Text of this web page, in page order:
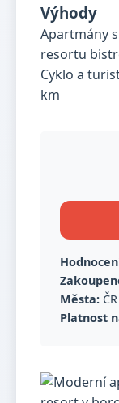
Výhody
Apartmány
resortu
Cyklo a
km
Města: ČR
Platnost